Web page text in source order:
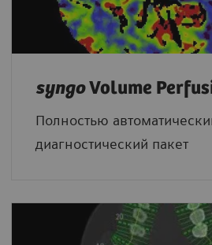
syngoVolume
Полностью
диагностический пакет